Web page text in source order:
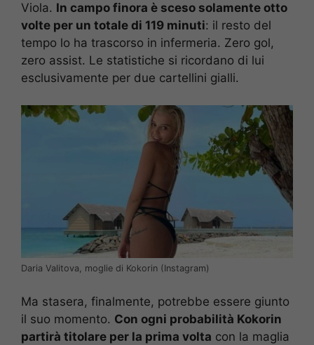
Viola. In campo finora è sceso solamente otto
volte per un totale di 119 minuti: il resto del
tempo lo ha trascorso in infermeria. Zero gol,
zero assist. Le statistiche si ricordano di lui
esclusivamente per due cartellini gialli.
Daria Valitova, moglie di Kokorin (Instagram)
Ma stasera, finalmente, potrebbe essere giunto
il suo momento. Con ogni probabilità Kokorin
partirà titolare per la prima volta con la maglia